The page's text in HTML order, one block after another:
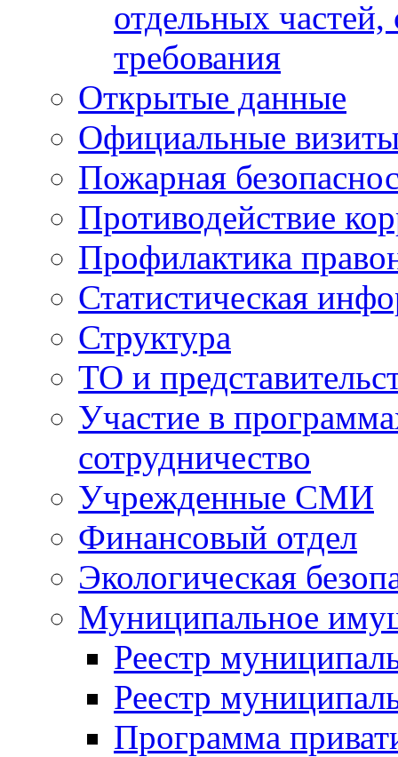
отдельных
требования
Открытые данные
Официальные
Пожарная
Противодействие
Профилактика
Статистическая
Структура
ТО и
Участие в
сотрудничество
Учрежденные СМИ
Финансовый отдел
Экологическая
Муниципальное
Реестр
Реестр
Программа